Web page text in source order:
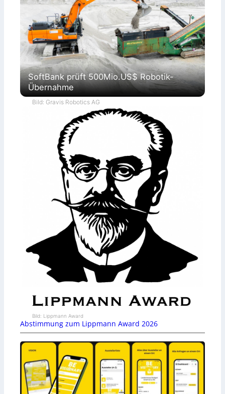
SoftBank prüft 500Mio.US$ Robotik-
Übernahme
Bild: Gravis Robotics AG
Bild: Lippmann Award
Abstimmung zum Lippmann Award 2026